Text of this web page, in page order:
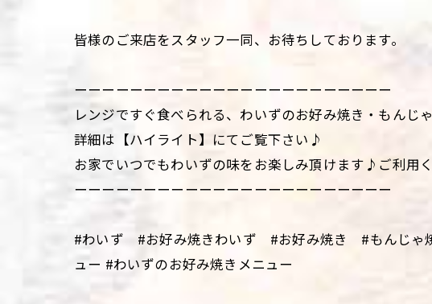
皆様のご来店をスタッフ一同、お待ちしております。
ーーーーーーーーーーーーーーーーーーーーーーー
レンジですぐ食べられる、わいずのお好み焼き・もんじ
詳細は【ハイライト】にてご覧下さい♪
お家でいつでもわいずの味をお楽しみ頂けます♪ご利用く
ーーーーーーーーーーーーーーーーーーーーーーー
#わいず #お好み焼きわいず #お好み焼き #もんじ
ュー #わいずのお好み焼きメニュー